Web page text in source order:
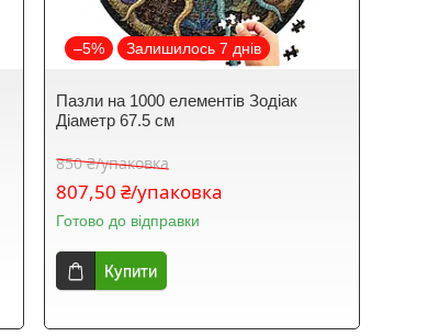
–5% Залишилось 7 днів
Пазли на 1000 елементів Зодіак
Діаметр 67.5 см
850 ₴/упаковка
807,50 ₴/упаковка
Готово до відправки
Купити